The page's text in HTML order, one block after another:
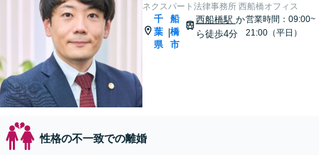
ネクスパート法律事務所 西船橋オフィス
千
葉
県
|
船
橋
市
西船橋駅 か
ら徒歩4分
営業時間：09:00~
21:00（平日）
性格の不一致での離婚